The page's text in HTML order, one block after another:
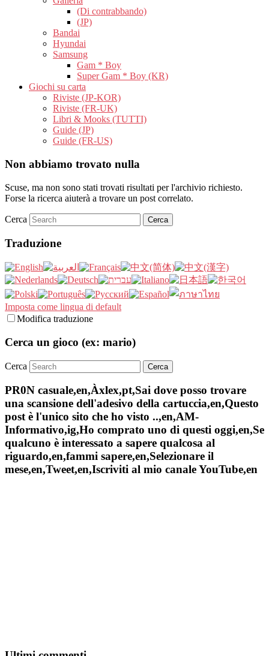
(Di contrabbando)
(JP)
Bandai
Hyundai
Samsung
Gam * Boy
Super Gam * Boy (KR)
Giochi su carta
Riviste (JP-KOR)
Riviste (FR-UK)
Libri & Mooks (TUTTI)
Guide (JP)
Guide (FR-US)
Non abbiamo trovato nulla
Scuse, ma non sono stati trovati risultati per l'archivio richiesto.
Forse la ricerca aiuterà a trovare un post correlato.
Cerca
Traduzione
Imposta come lingua di default
Modifica traduzione
Cerca un gioco (ex: mario)
Cerca
PR0N casuale,en,Àxlex,pt,Sai dove posso trovare
una scansione dell'adesivo della cartuccia,en,Questo
post è l'unico sito che ho visto ..,en,AM-
Informativo,ig,Ho comprato uno di questi oggi,en,Se
qualcuno è interessato a sapere qualcosa al
riguardo,en,fammi sapere,en,Selezionare il
mese,en,Tweet,en,Iscriviti al mio canale YouTube,en